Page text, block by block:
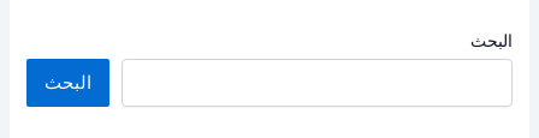
البحث
البحث